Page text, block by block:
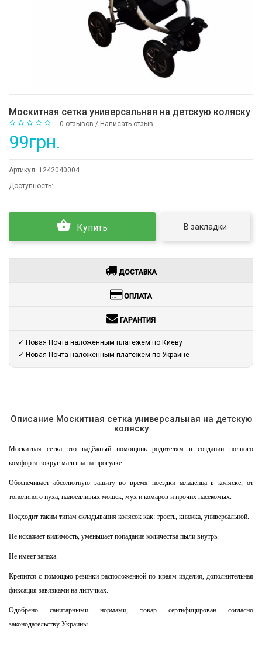
Москитная сетка универсальная на детскую коляску
0 отзывов / Написать отзыв
99грн.
Артикул: 1242040004
Доступность:
Купить В закладки
ДОСТАВКА
ОПЛАТА
ГАРАНТИЯ
✓ Новая Почта наложенным платежем по Киеву
✓ Новая Почта наложенным платежем по Украине
Описание Москитная сетка универсальная на детскую
коляску
Москитная сетка это надёжный помощник родителям в создании полного
комфорта вокруг малыша на прогулке.
Обеспечивает абсолютную защиту во время поездки младенца в коляске, от
тополиного пуха, надоедливых мошек, мух и комаров и прочих насекомых.
Подходит таким типам складывания колясок как: трость, книжка, универсальной.
Не искажает видимость, уменьшает попадание количества пыли внутрь.
Не имеет запаха.
Крепится с помощью резинки расположенной по краям изделия, дополнительная
фиксация завязками на липучках.
Одобрено санитарными нормами, товар сертифицирован согласно
законодательству Украины.